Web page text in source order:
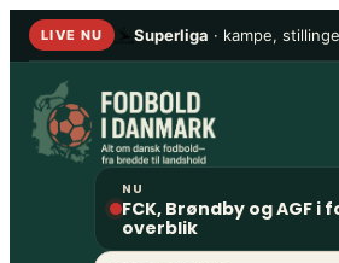
Spring
LIVE NU Superliga · kampe,
NU
FCK, Brøndby og AGF i
overblik